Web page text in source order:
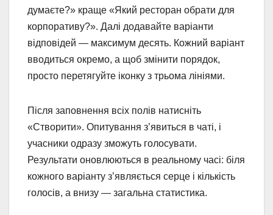
думаєте?» краще «Який ресторан обрати для
корпоративу?». Далі додавайте варіанти
відповідей — максимум десять. Кожний варіант
вводиться окремо, а щоб змінити порядок,
просто перетягуйте іконку з трьома лініями.
Після заповнення всіх полів натисніть
«Створити». Опитування з’явиться в чаті, і
учасники одразу зможуть голосувати.
Результати оновлюються в реальному часі: біля
кожного варіанту з’являється серце і кількість
голосів, а внизу — загальна статистика.